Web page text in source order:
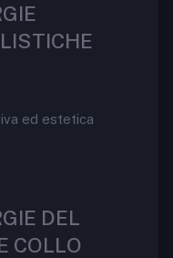
ed estetica
DEL
COLLO